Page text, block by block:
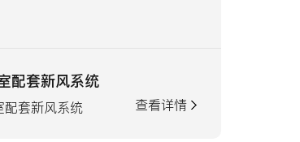
配套新风系统
配套新风系统 查看详情